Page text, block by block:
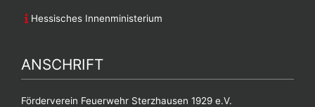
Hessisches Innenministerium
ANSCHRIFT
Förderverein Feuerwehr Sterzhausen 1929 e.V.